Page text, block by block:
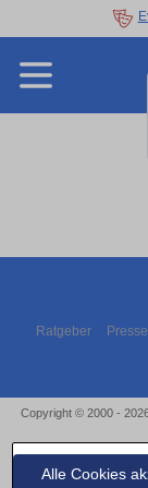
Alle Cookies
Ratgeber Presse
Copyright © 2000 -